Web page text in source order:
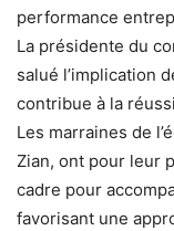
performance
La présidente du
salué l’implication
contribue à la
Les marraines de
Zian, ont pour leur
cadre pour
favorisant une